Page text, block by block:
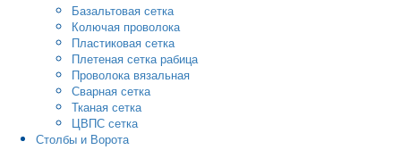
Базальтовая сетка
Колючая проволока
Пластиковая сетка
Плетеная сетка рабица
Проволока вязальная
Сварная сетка
Тканая сетка
ЦВПС сетка
Столбы и Ворота